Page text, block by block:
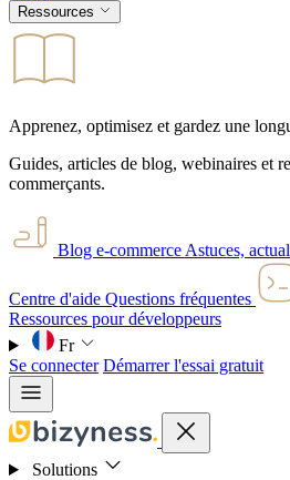
Ressources
Apprenez, optimisez et gardez une
Guides, articles de blog, webinaires et
commerçants.
Blog e-commerce Astuces,
Centre d'aide Questions fréquentes
Ressources pour développeurs
Fr
Se connecter Démarrer l'essai gratuit
Solutions